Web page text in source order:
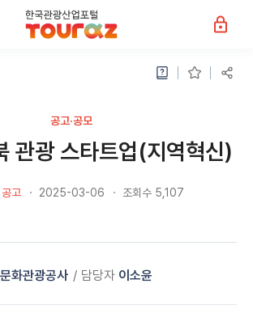
공고·공모
관광 스타트업(지역혁신)
고 2025-03-06 조회수 5,107
화관광공사 담당자 이소윤